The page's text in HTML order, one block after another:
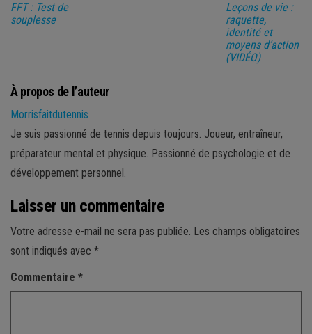
FFT : Test de
souplesse
Leçons de vie :
raquette,
identité et
moyens d’action
(VIDÉO)
À propos de l’auteur
Morrisfaitdutennis
Je suis passionné de tennis depuis toujours. Joueur, entraîneur,
préparateur mental et physique. Passionné de psychologie et de
développement personnel.
Laisser un commentaire
Votre adresse e-mail ne sera pas publiée. Les champs obligatoires
sont indiqués avec *
Commentaire *